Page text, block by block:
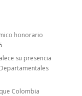
honorario
su presencia
Colombia